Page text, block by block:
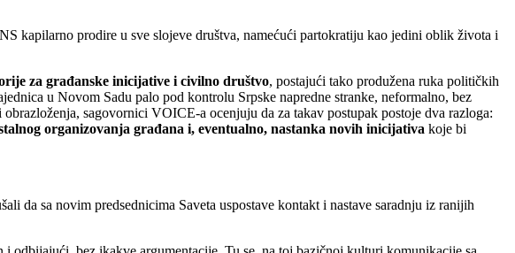
kapilarno prodire u sve slojeve društva, namećući partokratiju kao jedini oblik života i
za građanske inicijative i civilno društvo, postajući tako produžena ruka političkih
u Novom Sadu palo pod kontrolu Srpske napredne stranke, neformalno, bez
sagovornici VOICE-a ocenjuju da za takav postupak postoje dva razloga:
organizovanja građana i, eventualno, nastanka novih inicijativa koje bi
da sa novim predsednicima Saveta uspostave kontakt i nastave saradnju iz ranijih